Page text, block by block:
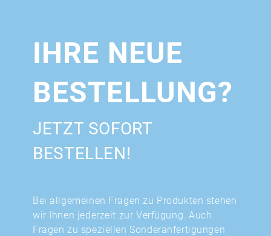
IHRE NEUE
BESTELLUNG?
JETZT SOFORT
BESTELLEN!
Bei allgemeinen Fragen zu Produkten stehen
wir Ihnen jederzeit zur Verfügung. Auch
Fragen zu speziellen Sonderanfertigungen